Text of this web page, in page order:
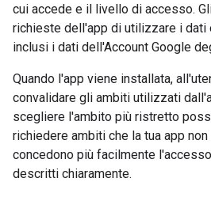
cui accede e il livello di accesso.
richieste dell'app di utilizzare i dati
inclusi i dati dell'Account Google
Quando l'app viene installata,
convalidare gli ambiti utilizzati
scegliere l'ambito più ristretto
richiedere ambiti che la tua app
concedono più facilmente
descritti chiaramente.